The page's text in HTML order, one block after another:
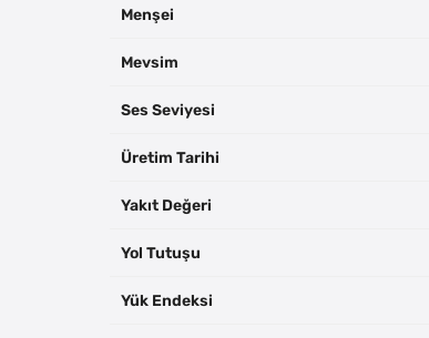
Menşei
Mevsim
Ses Seviyesi
Üretim Tarihi
Yakıt Değeri
Yol Tutuşu
Yük Endeksi